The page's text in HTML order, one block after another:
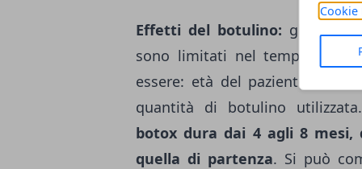
Cookie
Effetti del botulino: gli effetti
sono limitati nel tempo. La
essere: età del paziente,
quantità di botulino utilizzata.
botox dura dai 4 agli 8 mesi,
quella di partenza. Si può